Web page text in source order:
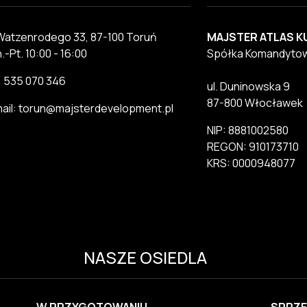
33, 87-100 Toruń
Pt. 10:00 - 16:00
535 070 346
torun@majsterdevelopment.pl
MAJSTER ATLAS
Spółka
ul. Duninowska 9
87-800 Włocławek
NIP: 8881002580
REGON: 910173710
KRS: 0000948077
NASZE OSIEDLA